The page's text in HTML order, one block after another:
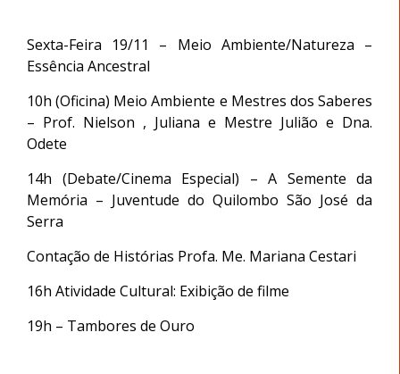
Sexta-Feira 19/11 – Meio Ambiente/Natureza –
Essência Ancestral
10h (Oficina) Meio Ambiente e Mestres dos Saberes
– Prof. Nielson , Juliana e Mestre Julião e Dna.
Odete
14h (Debate/Cinema Especial) – A Semente da
Memória – Juventude do Quilombo São José da
Serra
Contação de Histórias Profa. Me. Mariana Cestari
16h Atividade Cultural: Exibição de filme
19h – Tambores de Ouro